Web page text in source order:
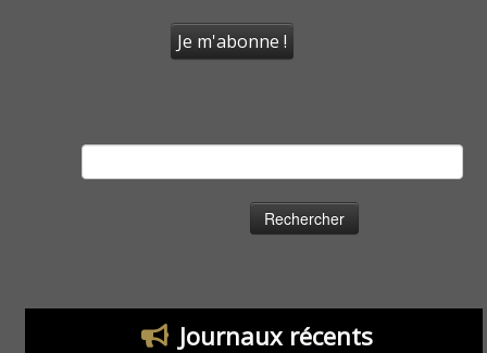
Journaux récents